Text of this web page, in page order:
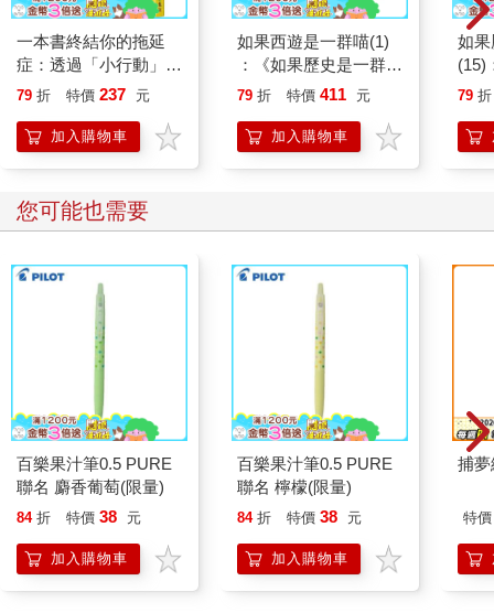
一本書終結你的拖延
症：透過「小行動」打
開大腦的行動開關，懶
的37個科學方法
79 折 特價 237 元
加入購物車
如果西遊是一群喵(1)
：《如果歷史是一群
喵》作者最新力作，附
79 折 特價 411 元
加入購物車
如
(15)
貓
79 折
您可能也需要
百樂果汁筆0.5 PURE
聯名 麝香葡萄(限量)
84 折 特價 38 元
加入購物車
百樂果汁筆0.5 PURE
聯名 檸檬(限量)
84 折 特價 38 元
加入購物車
捕
特價